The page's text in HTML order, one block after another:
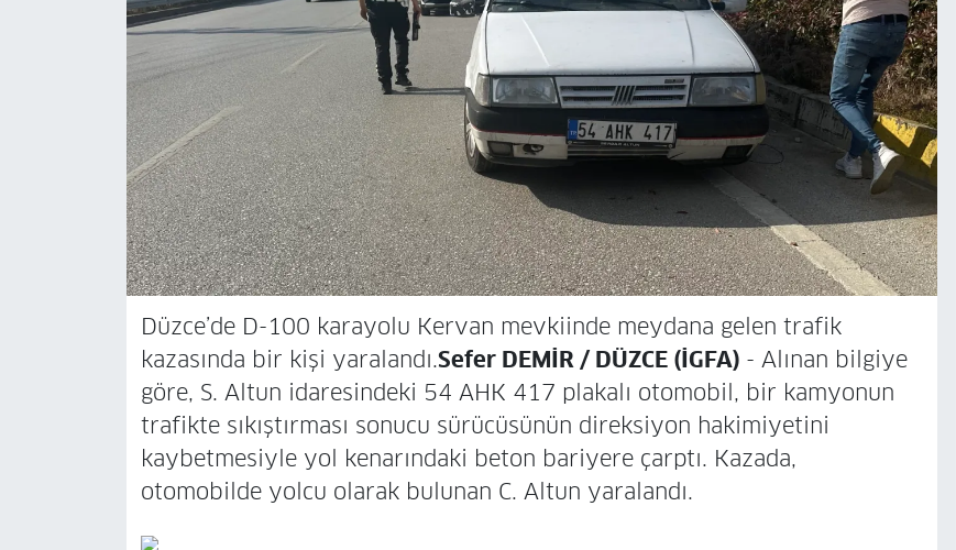
Düzce’de D-100 karayolu Kervan mevkiinde meydana gelen trafik
kazasında bir kişi yaralandı.Sefer DEMİR / DÜZCE (İGFA) - Alınan bilgiye
göre, S. Altun idaresindeki 54 AHK 417 plakalı otomobil, bir kamyonun
trafikte sıkıştırması sonucu sürücüsünün direksiyon hakimiyetini
kaybetmesiyle yol kenarındaki beton bariyere çarptı. Kazada,
otomobilde yolcu olarak bulunan C. Altun yaralandı.